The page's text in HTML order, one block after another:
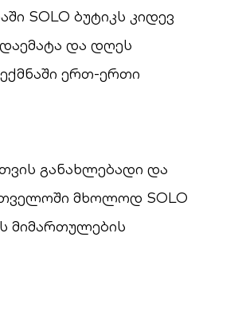
SOLO ბუტიკს კიდევ
და დღეს
ერთ-ერთი
განახლებადი და
მხოლოდ SOLO
მიმართულების